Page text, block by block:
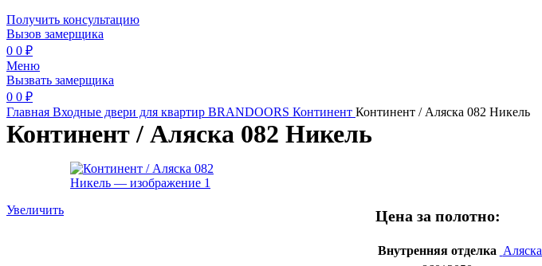
Получить консультацию
Вызов замерщика
0 0 ₽
Меню
Вызвать замерщика
0 0 ₽
Главная Входные двери для квартир BRANDOORS Континент Континент / Аляска 082 Никель
Континент / Аляска 082 Никель
Увеличить Цена за полотно:
Внутренняя отделка Аляска